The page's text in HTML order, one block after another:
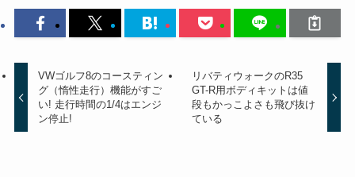
VWゴルフ8のコースティン
グ（惰性走行）機能がすご
い! 走行時間の1/4はエンジ
ン停止!
リバティウォークのR35
GT-R用ボディキットは値
段もかっこよさも飛び抜け
ている